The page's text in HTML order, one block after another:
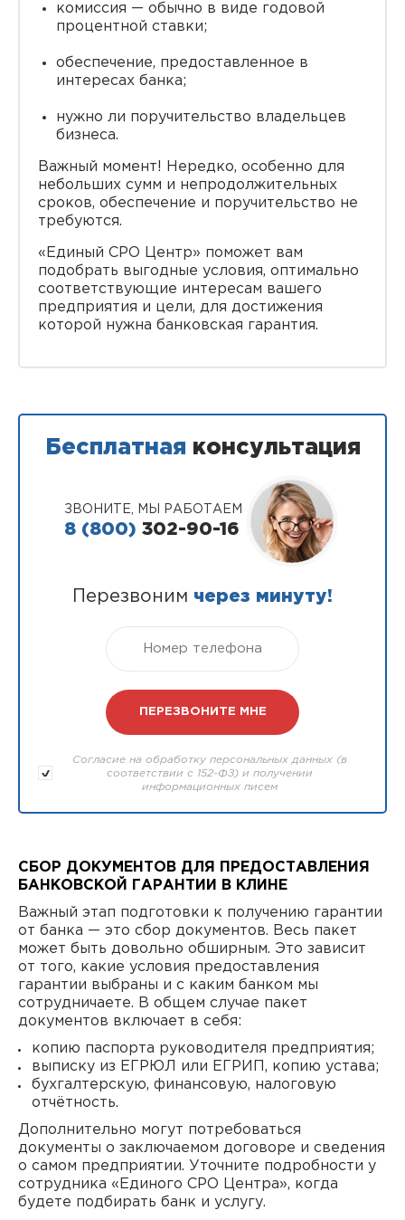
комиссия — обычно в виде годовой
процентной ставки;
обеспечение, предоставленное в
интересах банка;
нужно ли поручительство владельцев
бизнеса.
Важный момент! Нередко, особенно для
небольших сумм и непродолжительных
сроков, обеспечение и поручительство не
требуются.
«Единый СРО Центр» поможет вам
подобрать выгодные условия, оптимально
соответствующие интересам вашего
предприятия и цели, для достижения
которой нужна банковская гарантия.
Бесплатная консультация
ЗВОНИТЕ, МЫ РАБОТАЕМ
8 (800) 302-90-16
Перезвоним через минуту!
Согласие на обработку персональных данных (в
соответствии с 152-ФЗ) и получении
информационных писем
СБОР ДОКУМЕНТОВ ДЛЯ ПРЕДОСТАВЛЕНИЯ
БАНКОВСКОЙ ГАРАНТИИ В КЛИНЕ
Важный этап подготовки к получению гарантии
от банка — это сбор документов. Весь пакет
может быть довольно обширным. Это зависит
от того, какие условия предоставления
гарантии выбраны и с каким банком мы
сотрудничаете. В общем случае пакет
документов включает в себя:
копию паспорта руководителя предприятия;
выписку из ЕГРЮЛ или ЕГРИП, копию устава;
бухгалтерскую, финансовую, налоговую
отчётность.
Дополнительно могут потребоваться
документы о заключаемом договоре и сведения
о самом предприятии. Уточните подробности у
сотрудника «Единого СРО Центра», когда
будете подбирать банк и услугу.